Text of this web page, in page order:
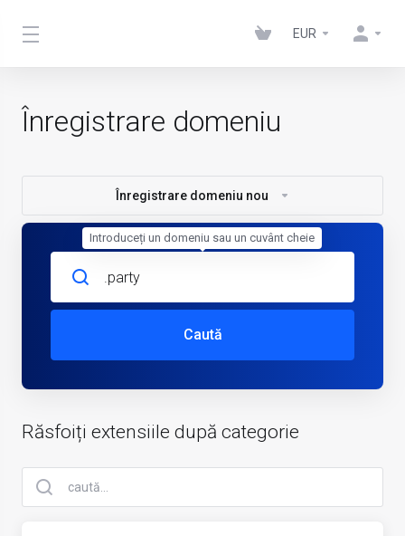
EUR
Înregistrare domeniu
Înregistrare domeniu nou
Caută
Răsfoiți extensiile după categorie
Introduceți un domeniu sau un cuvânt cheie